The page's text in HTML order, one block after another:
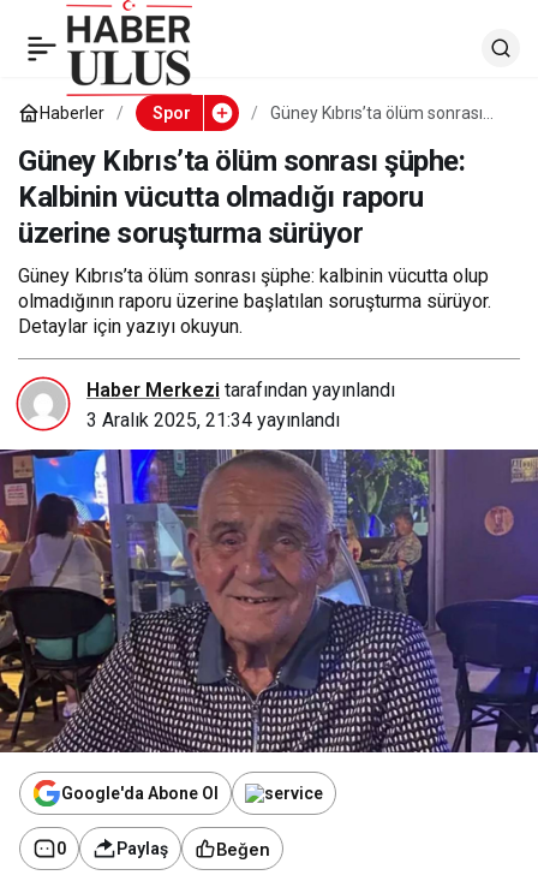
Haberler Spor
Güney Kıbrıs’ta ölüm sonrası
olmadığı raporu üzerine
soruşturma sürüyor
Güney Kıbrıs’ta ölüm sonrası şüphe:
Kalbinin vücutta olmadığı raporu
üzerine soruşturma sürüyor
Güney Kıbrıs’ta ölüm sonrası şüphe: kalbinin vücutta olup
olmadığının raporu üzerine başlatılan soruşturma sürüyor.
Detaylar için yazıyı okuyun.
Haber Merkezi tarafından yayınlandı
3 Aralık 2025, 21:34 yayınlandı
Google'da Abone Ol
0 Paylaş Beğen
Güney Kıbrıs’ta ölüm
sonrası şüphe: Kalbinin
vücutta olmadığı
raporu üzerine
soruşturma sürüyor